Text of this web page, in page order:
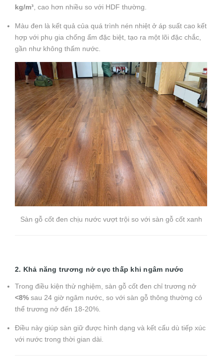
kg/m³ , cao hơn nhiều so với HDF thường.
Màu đen là kết quả của quá trình nén nhiệt ở áp suất cao kết
hợp với phụ gia chống ẩm đặc biệt, tạo ra một lõi đặc chắc,
gần như không thấm nước.
Sàn gỗ cốt đen chịu nước vượt trội so với sàn gỗ cốt xanh
2. Khả năng trương nở cực thấp khi ngâm nước
Trong điều kiện thử nghiệm, sàn gỗ cốt đen chỉ trương nở
<8% sau 24 giờ ngâm nước, so với sàn gỗ thông thường có
thể trương nở đến 18-20%.
Điều này giúp sàn giữ được hình dạng và kết cấu dù tiếp xúc
với nước trong thời gian dài.